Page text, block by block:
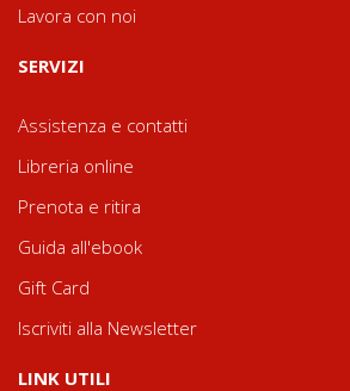
Lavora con noi
SERVIZI
Assistenza e contatti
Libreria online
Prenota e ritira
Guida all'ebook
Gift Card
Iscriviti alla Newsletter
LINK UTILI